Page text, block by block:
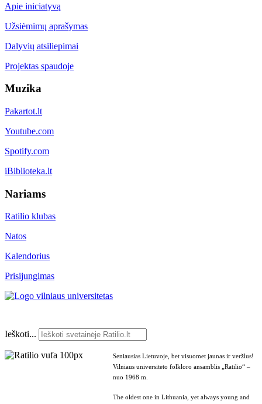
Apie iniciatyvą
Užsiėmimų aprašymas
Dalyvių atsiliepimai
Projektas spaudoje
Muzika
Pakartot.lt
Youtube.com
Spotify.com
iBiblioteka.lt
Nariams
Ratilio klubas
Natos
Kalendorius
Prisijungimas
Ieškoti...
Seniausias Lietuvoje, bet visuomet jaunas ir veržlus!
Vilniaus universiteto folkloro ansamblis „Ratilio“ –
nuo 1968 m.
The oldest one in Lithuania, yet always young and